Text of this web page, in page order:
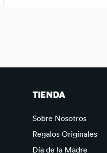
TIENDA
Sobre Nosotros
Regalos Originales
Día de la Madre